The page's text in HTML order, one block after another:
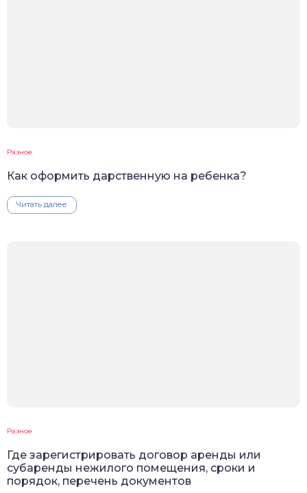
Разное
Как оформить дарственную на ребенка?
Читать далее
Разное
Где зарегистрировать договор аренды или
субаренды нежилого помещения, сроки и
порядок, перечень документов